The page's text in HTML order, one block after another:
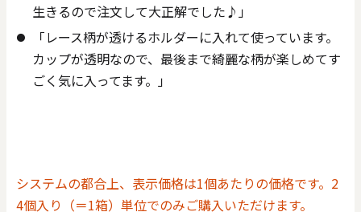
生きるので注文して大正解でした♪」
「レース柄が透けるホルダーに入れて使っています。
カップが透明なので、最後まで綺麗な柄が楽しめてす
ごく気に入ってます。」
システムの都合上、表示価格は1個あたりの価格です。2
4個入り（＝1箱）単位でのみご購入いただけます。